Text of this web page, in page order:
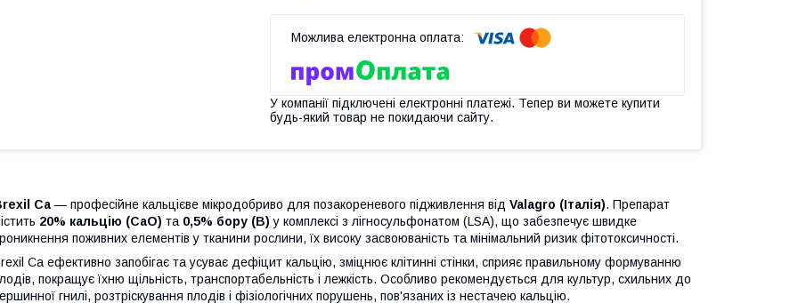
У компанії підключені електронні платежі. Тепер ви можете купити
будь-який товар не покидаючи сайту.
Ca — професійне кальцієве мікродобриво для позакореневого підживлення від Valagro (Італія). Препарат
20% кальцію (CaO) та 0,5% бору (B) у комплексі з лігносульфонатом (LSA), що забезпечує швидке
поживних елементів у тканини рослини, їх високу засвоюваність та мінімальний ризик фітотоксичності.
Ca ефективно запобігає та усуває дефіцит кальцію, зміцнює клітинні стінки, сприяє правильному формуванню
покращує їхню щільність, транспортабельність і лежкість. Особливо рекомендується для культур, схильних до
гнилі, розтріскування плодів і фізіологічних порушень, пов'язаних із нестачею кальцію.